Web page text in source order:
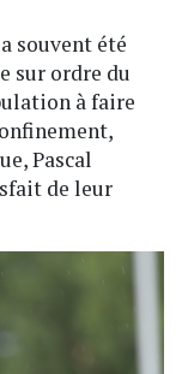
souvent été
sur ordre du
à faire
Pascal
de leur